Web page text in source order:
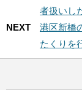
者扱いし
NEXT
港区新橋
たくりを